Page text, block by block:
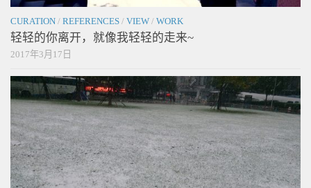
CURATION / REFERENCES / VIEW / WORK
轻轻的你离开，就像我轻轻的走来~
2017年3月17日